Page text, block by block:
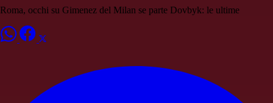
Roma, occhi su Gimenez del Milan se parte Dovbyk: le ultime